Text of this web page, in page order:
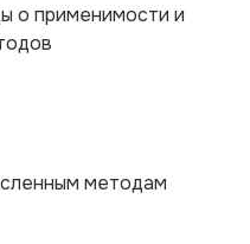
о применимости и
методам